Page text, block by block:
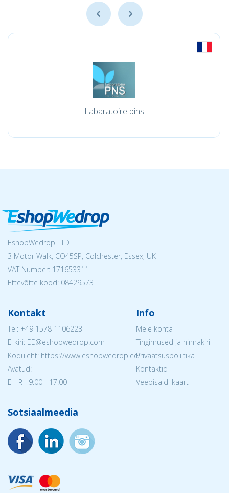
Labaratoire pins
EshopWedrop LTD
3 Motor Walk, CO45SP, Colchester, Essex, UK
VAT Number: 171653311
Ettevõtte kood: 08429573
Kontakt
Tel: +49 1578 1106223
E-kiri: EE@eshopwedrop.com
Koduleht: https://www.eshopwedrop.ee/
Avatud:
E - R 9:00 - 17:00
Info
Meie kohta
Tingimused ja hinnakiri
Privaatsuspoliitika
Kontaktid
Veebisaidi kaart
Sotsiaalmeedia